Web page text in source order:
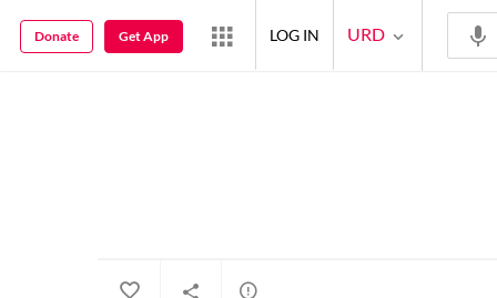
URD
LOG IN
Get App
Donate